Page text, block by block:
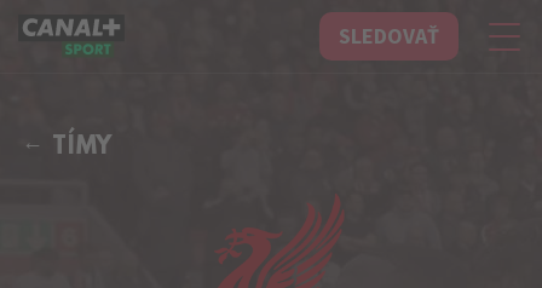
CANAL+ Sport SLEDOVAŤ
TÍMY